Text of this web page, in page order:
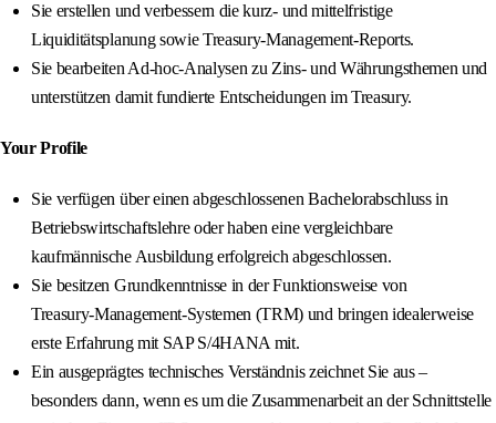
Sie erstellen und verbessern die kurz- und mittelfristige
Liquiditätsplanung sowie Treasury‑Management‑Reports.
Sie bearbeiten Ad‑hoc‑Analysen zu Zins‑ und Währungsthemen und
unterstützen damit fundierte Entscheidungen im Treasury.
Your Profile
Sie verfügen über einen abgeschlossenen Bachelorabschluss in
Betriebswirtschaftslehre oder haben eine vergleichbare
kaufmännische Ausbildung erfolgreich abgeschlossen.
Sie besitzen Grundkenntnisse in der Funktionsweise von
Treasury‑Management‑Systemen (TRM) und bringen idealerweise
erste Erfahrung mit SAP S/4HANA mit.
Ein ausgeprägtes technisches Verständnis zeichnet Sie aus –
besonders dann, wenn es um die Zusammenarbeit an der Schnittstelle